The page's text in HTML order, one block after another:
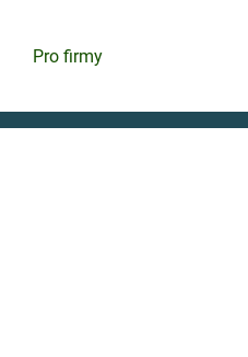
Pro firmy